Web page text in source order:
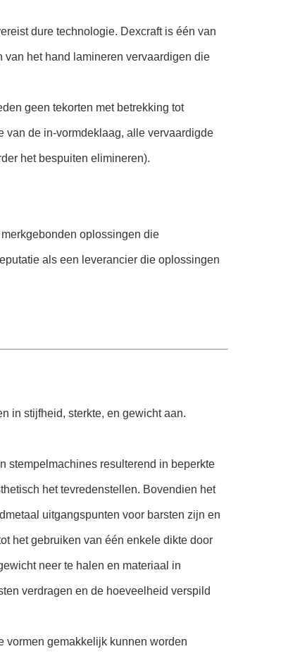
dure technologie. Dexcraft is één van
het hand lamineren vervaardigen die
geen tekorten met betrekking tot
van de in-vormdeklaag, alle vervaardigde
het bespuiten elimineren).
oplossingen die
als een leverancier die oplossingen
in stijfheid, sterkte, en gewicht aan.
stempelmachines resulterend in beperkte
het tevredenstellen. Bovendien het
uitgangspunten voor barsten zijn en
het gebruiken van één enkele dikte door
neer te halen en materiaal in
verdragen en de hoeveelheid verspild
vormen gemakkelijk kunnen worden